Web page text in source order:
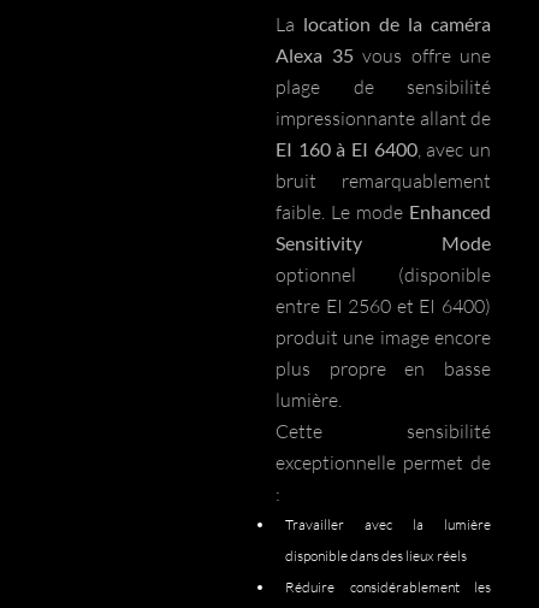
La location de la caméra
Alexa 35vous offre une
plage de sensibilité
impressionnante allant de
EI 160 à EI 6400, avec un
bruit remarquablement
faible. Le mode Enhanced
Sensitivity Mode
optionnel (disponible
entre EI 2560 et EI 6400)
produit une image encore
plus propre en basse
lumière.
Cette sensibilité
exceptionnelle permet de
:
Travailler avec la lumière
disponible dans des lieux réels
Réduire considérablement les